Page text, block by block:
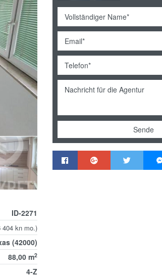
ID-2271
404 kn mo.)
(42000)
88,00 m2
4-Z
Sende